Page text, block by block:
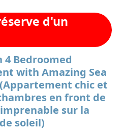
d'un
4 Bedroomed
with Amazing Sea
chic et
en front de
sur la
soleil)